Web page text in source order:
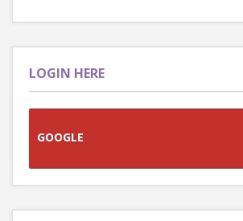
LOGIN HERE
GOOGLE